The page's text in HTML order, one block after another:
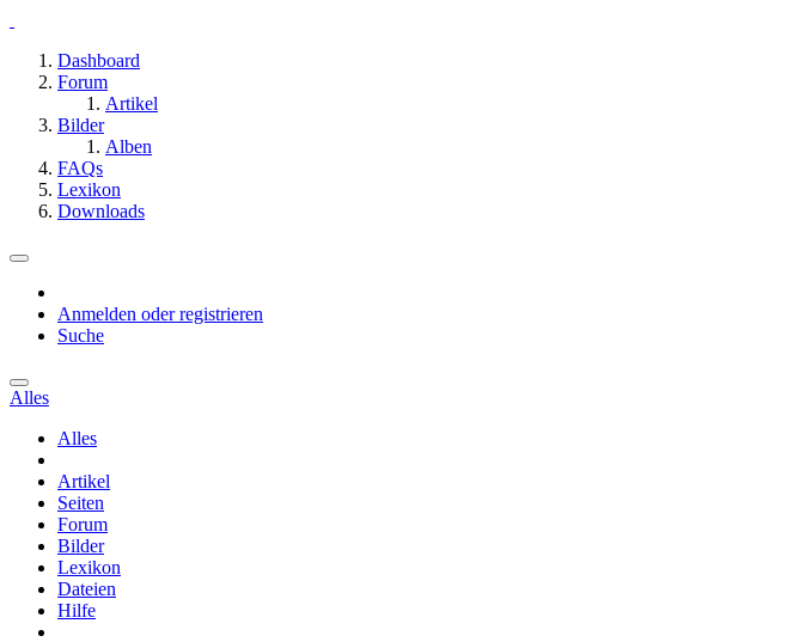
Dashboard
Forum
Artikel
Bilder
Alben
FAQs
Lexikon
Downloads
Anmelden oder registrieren
Suche
Alles
Alles
Artikel
Seiten
Forum
Bilder
Lexikon
Dateien
Hilfe